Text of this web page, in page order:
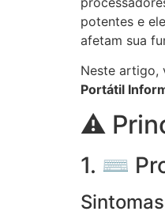
potentes e
afetam sua
Neste artigo,
Portátil
⚠️
1. ⌨️